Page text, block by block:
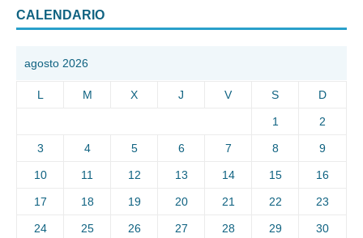
CALENDARIO
agosto 2026
L M X J V S D
1 2
3 4 5 6 7 8 9
10 11 12 13 14 15 16
17 18 19 20 21 22 23
24 25 26 27 28 29 30